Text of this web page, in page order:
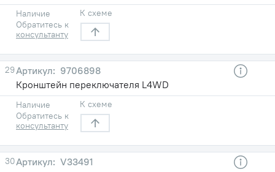
Наличие
Обратитесь к
консультанту
К схеме
29
9706898
Кронштейн переключателя L4WD
Наличие
Обратитесь к
консультанту
К схеме
30
V33491